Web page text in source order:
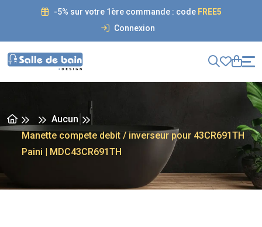
-5% sur votre 1ère commande : code FREE5
Connexion
Aucun
Manette compete debit / inverseur pour 43CR691TH
Paini | MDC43CR691TH